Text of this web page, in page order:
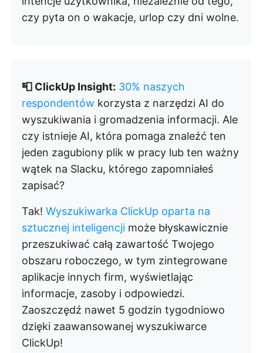
czy pyta on o wakacje, urlop czy dni wolne.
📮 ClickUp Insight: 30% naszych
respondentów korzysta z narzędzi AI do
wyszukiwania i gromadzenia informacji. Ale
czy istnieje AI, która pomaga znaleźć ten
jeden zagubiony plik w pracy lub ten ważny
wątek na Slacku, którego zapomniałeś
zapisać?
Tak! Wyszukiwarka ClickUp oparta na
sztucznej inteligencji może błyskawicznie
przeszukiwać całą zawartość Twojego
obszaru roboczego, w tym zintegrowane
aplikacje innych firm, wyświetlając
informacje, zasoby i odpowiedzi.
Zaoszczędź nawet 5 godzin tygodniowo
dzięki zaawansowanej wyszukiwarce
ClickUp!